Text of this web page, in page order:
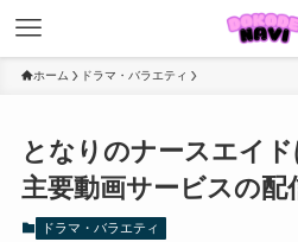
ホーム ドラマ・バラエティ
となりのナースエイ
主要動画サービスの配
ドラマ・バラエティ